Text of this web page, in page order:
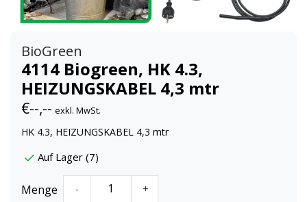
BioGreen
4114 Biogreen, HK 4.3,
HEIZUNGSKABEL 4,3 mtr
€--,-- exkl. MwSt.
HK 4.3, HEIZUNGSKABEL 4,3 mtr
Auf Lager (7)
Menge - +